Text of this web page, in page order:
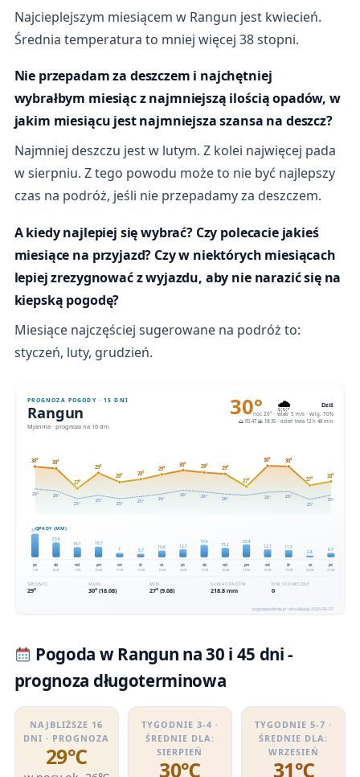
Najcieplejszym miesiącem w Rangun jest kwiecień.
Średnia temperatura to mniej więcej 38 stopni.
Nie przepadam za deszczem i najchętniej
wybrałbym miesiąc z najmniejszą ilością opadów, w
jakim miesiącu jest najmniejsza szansa na deszcz?
Najmniej deszczu jest w lutym. Z kolei najwięcej pada
w sierpniu. Z tego powodu może to nie być najlepszy
czas na podróż, jeśli nie przepadamy za deszczem.
A kiedy najlepiej się wybrać? Czy polecacie jakieś
miesiące na przyjazd? Czy w niektórych miesiącach
lepiej zrezygnować z wyjazdu, aby nie narazić się na
kiepską pogodę?
Miesiące najczęściej sugerowane na podróż to:
styczeń, luty, grudzień.
Pogoda w Rangun na 30 i 45 dni -
prognoza długoterminowa
NAJBLIŻSZE 16
DNI · PROGNOZA
29℃
TYGODNIE 3-4 ·
ŚREDNIE DLA:
SIERPIEŃ
30℃
TYGODNIE 5-7 ·
ŚREDNIE DLA:
WRZESIEŃ
31℃